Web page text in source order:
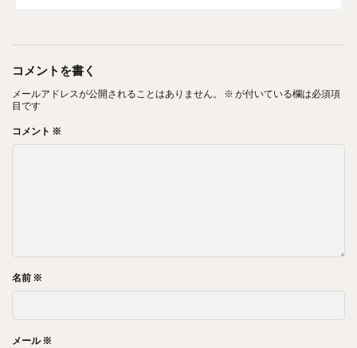
コメントを書く
メールアドレスが公開されることはありません。 ※ が付いている欄は必須項
目です
コメント ※
名前 ※
メール※